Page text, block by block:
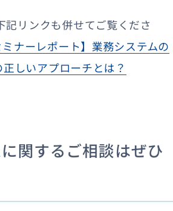
記リンクも併せてご覧くださ
ミナーレポート】業務システムの
しいアプローチとは？
関するご相談はぜひ